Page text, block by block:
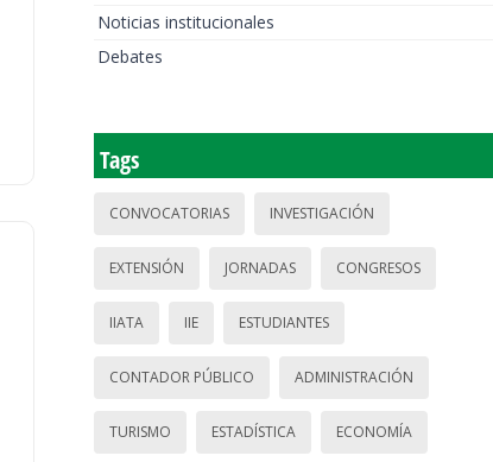
Noticias institucionales
Debates
Tags
CONVOCATORIAS INVESTIGACIÓN
EXTENSIÓN JORNADAS CONGRESOS
IIATA IIE ESTUDIANTES
CONTADOR PÚBLICO ADMINISTRACIÓN
TURISMO ESTADÍSTICA ECONOMÍA